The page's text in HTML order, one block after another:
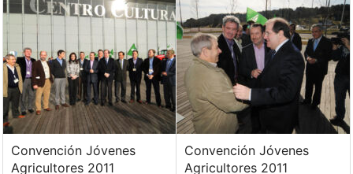
Convención Jóvenes
Agricultores 2011
Convención Jóvenes
Agricultores 2011